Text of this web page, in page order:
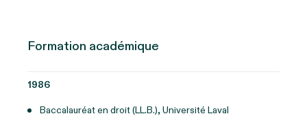
Formation académique
1986
Baccalauréat en droit (LL.B.), Université Laval